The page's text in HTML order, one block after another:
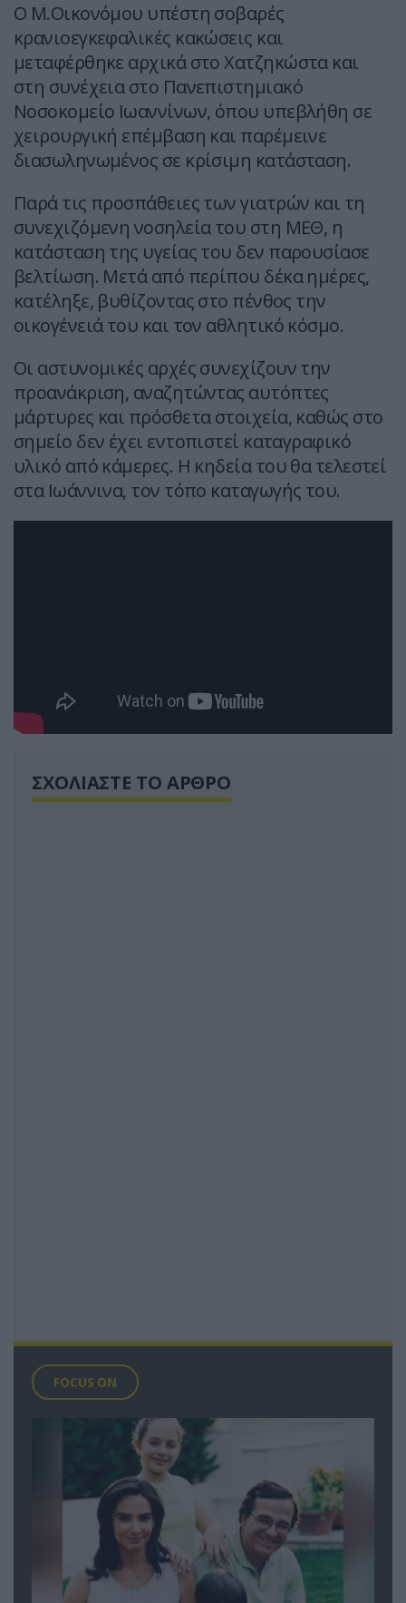
Ο Μ.Οικονόμου υπέστη σοβαρές
κρανιοεγκεφαλικές κακώσεις και
μεταφέρθηκε αρχικά στο Χατζηκώστα και
στη συνέχεια στο Πανεπιστημιακό
Νοσοκομείο Ιωαννίνων, όπου υπεβλήθη σε
χειρουργική επέμβαση και παρέμεινε
διασωληνωμένος σε κρίσιμη κατάσταση.
Παρά τις προσπάθειες των γιατρών και τη
συνεχιζόμενη νοσηλεία του στη ΜΕΘ, η
κατάσταση της υγείας του δεν παρουσίασε
βελτίωση. Μετά από περίπου δέκα ημέρες,
κατέληξε, βυθίζοντας στο πένθος την
οικογένειά του και τον αθλητικό κόσμο.
Οι αστυνομικές αρχές συνεχίζουν την
προανάκριση, αναζητώντας αυτόπτες
μάρτυρες και πρόσθετα στοιχεία, καθώς στο
σημείο δεν έχει εντοπιστεί καταγραφικό
υλικό από κάμερες. Η κηδεία του θα τελεστεί
στα Ιωάννινα, τον τόπο καταγωγής του.
ΣΧΟΛΙΑΣΤΕ ΤΟ ΑΡΘΡΟ
FOCUS ON